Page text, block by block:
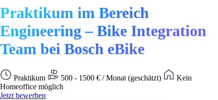
Praktikum im Bereich
Engineering – Bike Integration
Team bei Bosch eBike
Praktikum 500 - 1500 € / Monat (geschätzt)
Kein
Homeoffice möglich
Jetzt bewerben